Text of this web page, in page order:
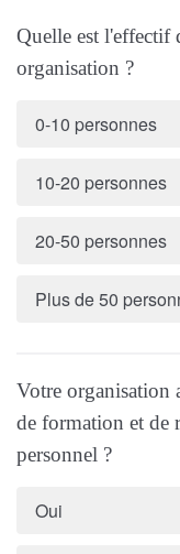
Quelle est l'effectif
organisation ?
0-10 personnes
10-20 personnes
20-50 personnes
Plus de 50
Votre organisation
de formation et de
personnel ?
Oui